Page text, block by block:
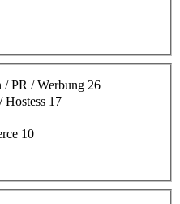
PR / Werbung 26
Hostess 17
10